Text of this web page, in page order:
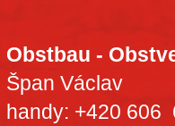
Obstbau -
Špan Václav
handy: +420 606